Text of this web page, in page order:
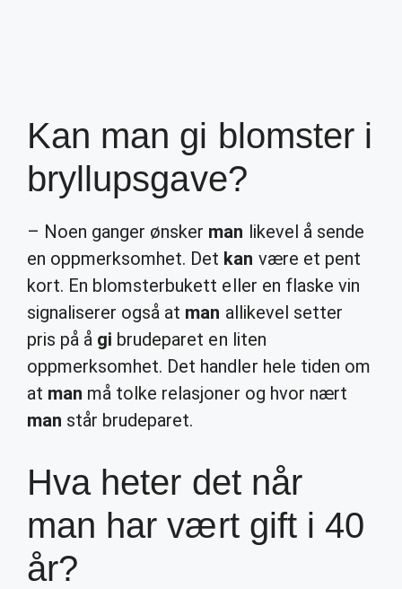
Kan man gi blomster i
bryllupsgave?
– Noen ganger ønsker man likevel å sende
en oppmerksomhet. Det kan være et pent
kort. En blomsterbukett eller en flaske vin
signaliserer også at man allikevel setter
pris på å gi brudeparet en liten
oppmerksomhet. Det handler hele tiden om
at man må tolke relasjoner og hvor nært
man står brudeparet.
Hva heter det når
man har vært gift i 40
år?